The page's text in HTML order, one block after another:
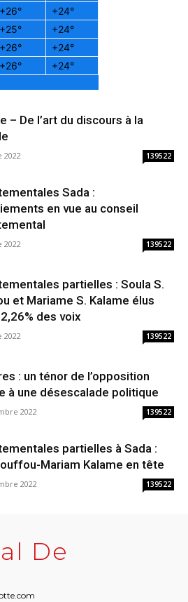
+26° +24°
+25° +24°
+26° +24°
+26° +24°
– De l’art du discours à la
2022 139522
Sada :
en vue au conseil
2022 139522
partielles : Soula S.
et Mariame S. Kalame élus
des voix
2022 139522
: un ténor de l’opposition
à une désescalade politique
2022 139522
partielles à Sada :
Mariam Kalame en tête
2022 139522
De